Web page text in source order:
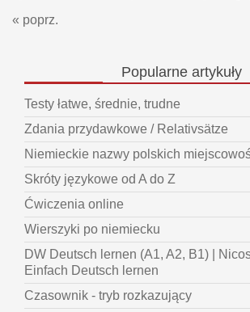
« poprz.
Popularneartykuły
Testy łatwe, średnie, trudne
Zdania przydawkowe / Relativsätze
Niemieckie nazwy polskich
Skróty językowe od A do Z
Ćwiczenia online
Wierszyki po niemiecku
DW Deutsch lernen (A1, A2, B1) |
Einfach Deutsch lernen
Czasownik - tryb rozkazujący